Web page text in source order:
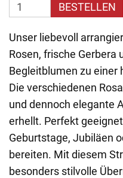
BESTELLEN
Unser liebevoll
Rosen, frische
Begleitblumen zu einer
Die verschiedenen
und dennoch elegante
erhellt. Perfekt
Geburtstage, Jubiläen
bereiten. Mit diesem
besonders stilvolle